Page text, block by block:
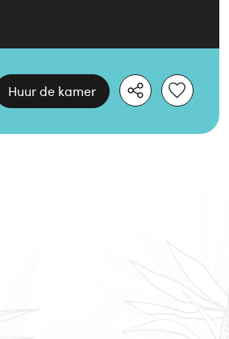
Huur de kamer